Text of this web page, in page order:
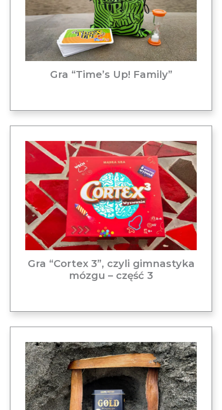
Gra “Time’s Up! Family”
Gra “Cortex 3”, czyli gimnastyka
mózgu – część 3